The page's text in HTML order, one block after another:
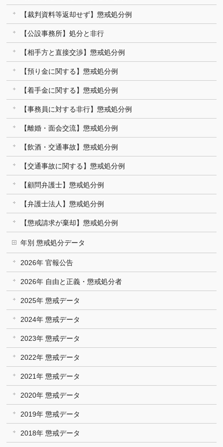
【裁判資料等返却せず】懲戒処分例
【公設事務所】処分と非行
【相手方と直接交渉】懲戒処分例
【預り金に関する】懲戒処分例
【着手金に関する】懲戒処分例
【事務員に対する非行】懲戒処分例
【離婚・面会交流】懲戒処分例
【飲酒・交通事故】懲戒処分例
【交通事故に関する】懲戒処分例
【顧問弁護士】懲戒処分例
【弁護士法人】懲戒処分例
【懲戒請求が棄却】懲戒処分例
年別 懲戒処分データ
2026年 官報公告
2026年 自由と正義・懲戒処分者
2025年 懲戒データ
2024年 懲戒データ
2023年 懲戒データ
2022年 懲戒データ
2021年 懲戒データ
2020年 懲戒データ
2019年 懲戒データ
2018年 懲戒データ